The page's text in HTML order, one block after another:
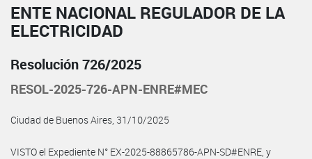
ENTE NACIONAL REGULADOR DE LA
ELECTRICIDAD
Resolución 726/2025
RESOL-2025-726-APN-ENRE#MEC
Ciudad de Buenos Aires, 31/10/2025
VISTO el Expediente N° EX-2025-88865786-APN-SD#ENRE, y